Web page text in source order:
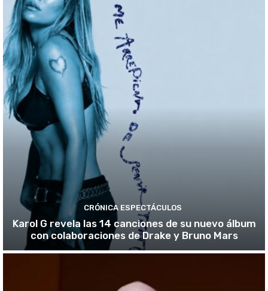
CRÓNICA ESPECTÁCULOS
Karol G revela las 14 canciones de su nuevo álbum
con colaboraciones de Drake y Bruno Mars